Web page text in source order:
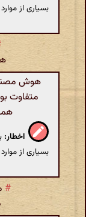
بسیاری از
هوش
متفاوت
اخطار:
بسیاری از
#